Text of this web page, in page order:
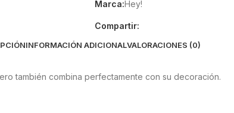
Marca:Hey!
Compartir:
INFORMACIÓN ADICIONALVALORACIONES (0)
también combina perfectamente con su decoración.